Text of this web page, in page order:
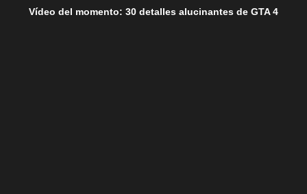
Vídeo del momento: 30 detalles alucinantes de GTA 4